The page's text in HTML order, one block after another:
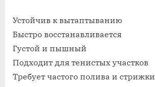
Устойчив к вытаптыванию
Быстро восстанавливается
Густой и пышный
Подходит для тенистых участков
Требует частого полива и стрижки